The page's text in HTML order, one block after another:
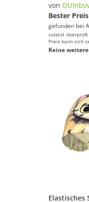
von
Bester Preis
gefunden bei
zuletzt überprüft
Preis kann sich
Keine